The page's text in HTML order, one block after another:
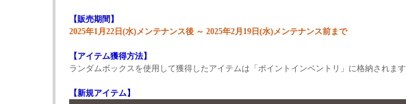
【販売期間】
2025年1月22日(水)メンテナンス後 ～ 2025年2月19日(水)メンテナンス前まで
【アイテム獲得方法】
ランダムボックスを使用して獲得したアイテムは「ポイントインベントリ」に格納されま
【新規アイテム】